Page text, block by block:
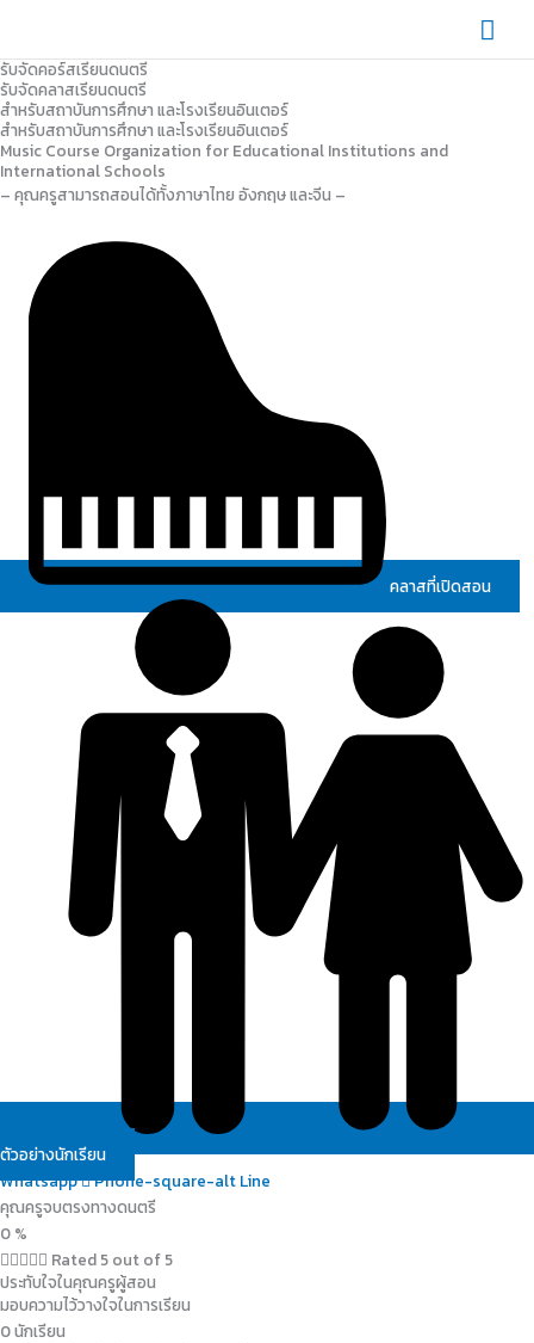
content
รับจัดคอร์สเรียนดนตรี
รับจัดคลาสเรียนดนตรี​
สำหรับสถาบันการศึกษา และโรงเรียนอินเตอร์​
สำหรับสถาบันการศึกษา และโรงเรียนอินเตอร์
Music Course Organization for Educational Institutions and
International Schools
– คุณครูสามารถสอนได้ทั้งภาษาไทย อังกฤษ และจีน – ​
คลาสที่เปิดสอน
ตัวอย่างนักเรียน
Whatsapp
Phone-square-alt Line
คุณครูจบตรงทางดนตรี
0 %
 Rated 5 out of 5
ประทับใจในคุณครูผู้สอน
มอบความไว้วางใจในการเรียน
0นักเรียน